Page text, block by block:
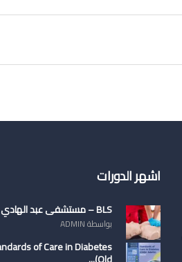
اشهر الدورات
BLS – مستشفى عبد الهادي
بواسطة ADMIN
of Care in Diabetes